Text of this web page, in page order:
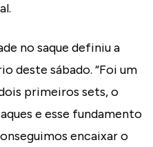
no saque definiu a
deste sábado. “Foi um
primeiros sets, o
e esse fundamento
encaixar o